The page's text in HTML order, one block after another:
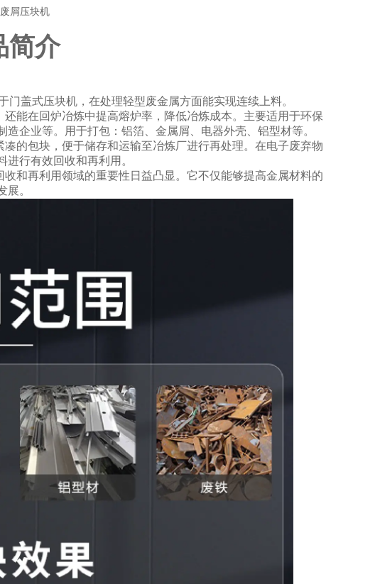
简介
盖式压块机，在处理轻型废金属方面能实现连续上料。
能在回炉冶炼中提高熔炉率，降低冶炼成本。主要适用于环保
企业等。用于打包：铝箔、金属屑、电器外壳、铝型材等。
的包块，便于储存和运输至冶炼厂进行再处理。在电子废弃物
行有效回收和再利用。
和再利用领域的重要性日益凸显。它不仅能够提高金属材料的
展。